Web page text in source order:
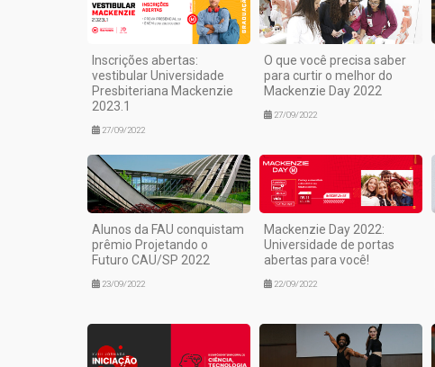
Inscrições abertas:
vestibular Universidade
Presbiteriana Mackenzie
2023.1
27/09/2022
O que você precisa saber
para curtir o melhor do
Mackenzie Day 2022
27/09/2022
Alunos da FAU conquistam
prêmio Projetando o
Futuro CAU/SP 2022
23/09/2022
Mackenzie Day 2022:
Universidade de portas
abertas para você!
22/09/2022